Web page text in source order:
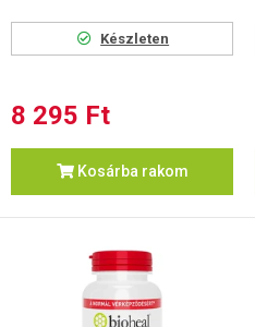
Készleten
8 295 Ft
Kosárba rakom